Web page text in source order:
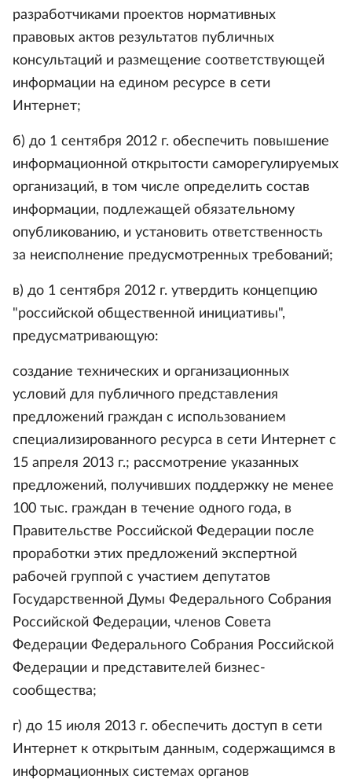
разработчиками проектов нормативных
правовых актов результатов публичных
консультаций и размещение соответствующей
информации на едином ресурсе в сети
Интернет;
б) до 1 сентября 2012 г. обеспечить повышение
информационной открытости саморегулируемых
организаций, в том числе определить состав
информации, подлежащей обязательному
опубликованию, и установить ответственность
за неисполнение предусмотренных требований;
в) до 1 сентября 2012 г. утвердить концепцию
"российской общественной инициативы",
предусматривающую:
создание технических и организационных
условий для публичного представления
предложений граждан с использованием
специализированного ресурса в сети Интернет с
15 апреля 2013 г.; рассмотрение указанных
предложений, получивших поддержку не менее
100 тыс. граждан в течение одного года, в
Правительстве Российской Федерации после
проработки этих предложений экспертной
рабочей группой с участием депутатов
Государственной Думы Федерального Собрания
Российской Федерации, членов Совета
Федерации Федерального Собрания Российской
Федерации и представителей бизнес-
сообщества;
г) до 15 июля 2013 г. обеспечить доступ в сети
Интернет к открытым данным, содержащимся в
информационных системах органов